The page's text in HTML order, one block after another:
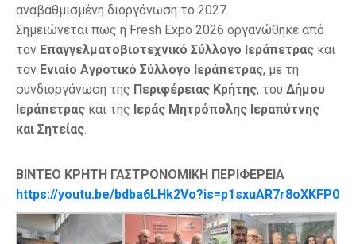
αναβαθμισμένη διοργάνωση το 2027.
Σημειώνεται πως η Fresh Expo 2026 οργανώθηκε από
τον Επαγγελματοβιοτεχνικό Σύλλογο Ιεράπετρας και
τον Ενιαίο Αγροτικό Σύλλογο Ιεράπετρας, με τη
συνδιοργάνωση της Περιφέρειας Κρήτης, του Δήμου
Ιεράπετρας και της Ιεράς Μητρόπολης Ιεραπύτνης
και Σητείας.
ΒΙΝΤΕΟ ΚΡΗΤΗ ΓΑΣΤΡΟΝΟΜΙΚΗ ΠΕΡΙΦΕΡΕΙΑ
https://youtu.be/bdba6LHk2Vo?is=p1sxuAR7r8oXKFP0